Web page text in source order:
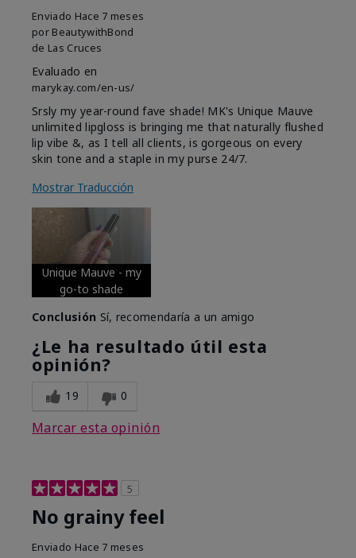
Enviado Hace 7 meses
por BeautywithBond
de Las Cruces
Evaluado en
marykay.com/en-us/
Srsly my year-round fave shade! MK's Unique Mauve
unlimited lipgloss is bringing me that naturally flushed
lip vibe &, as I tell all clients, is gorgeous on every
skin tone and a staple in my purse 24/7.
Mostrar Traducción
Unique Mauve - my
go-to shade
Conclusión Sí, recomendaría a un amigo
¿Le ha resultado útil esta
opinión?
19 0
Marcar esta opinión
5
No grainy feel
Enviado Hace 7 meses